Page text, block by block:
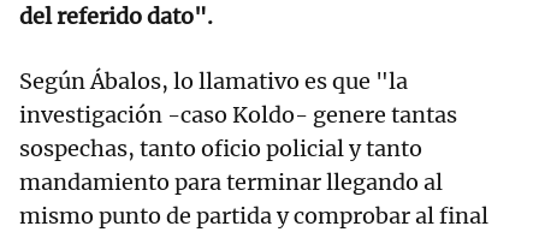
del referido dato".
Según Ábalos, lo llamativo es que "la
investigación -caso Koldo- genere tantas
sospechas, tanto oficio policial y tanto
mandamiento para terminar llegando al
mismo punto de partida y comprobar al final